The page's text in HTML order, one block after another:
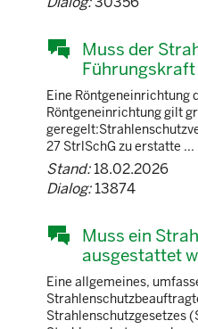
Muss der
Führungskraft
Eine Röntgeneinrichtung
Röntgeneinrichtung gilt
27 StrlSchG zu erstatte ...
Stand:18.02.2026
Dialog:13874
Muss ein
ausgestattet
Eine allgemeines,
Strahlenschutzgesetzes